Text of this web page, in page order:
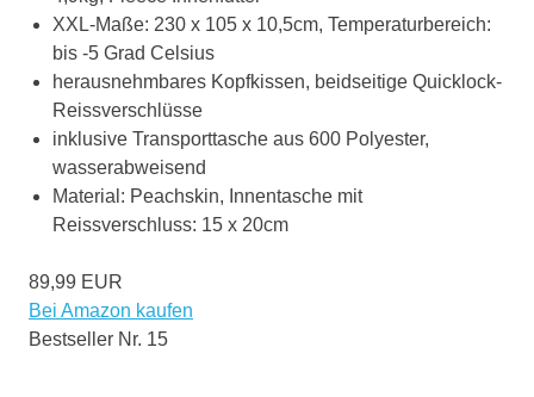
XXL-Maße: 230 x 105 x 10,5cm, Temperaturbereich:
bis -5 Grad Celsius
herausnehmbares Kopfkissen, beidseitige Quicklock-
Reissverschlüsse
inklusive Transporttasche aus 600 Polyester,
wasserabweisend
Material: Peachskin, Innentasche mit
Reissverschluss: 15 x 20cm
89,99 EUR
Bei Amazon kaufen
Bestseller Nr. 15